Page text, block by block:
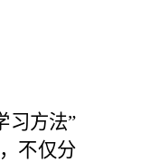
习方法”
不仅分